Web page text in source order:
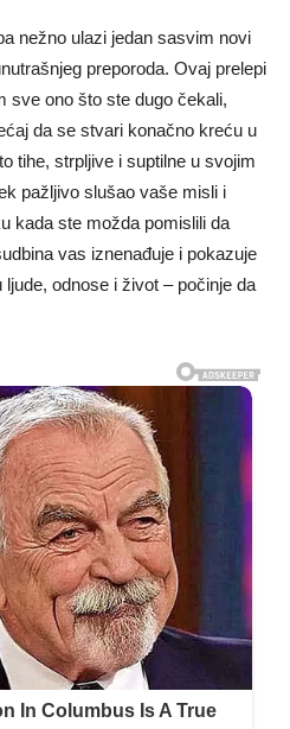
nežno ulazi jedan sasvim novi
preporoda. Ovaj prelepi
sve ono što ste dugo čekali,
da se stvari konačno kreću u
tihe, strpljive i suptilne u svojim
pažljivo slušao vaše misli i
kada ste možda pomislili da
vas iznenađuje i pokazuje
odnose i život – počinje da